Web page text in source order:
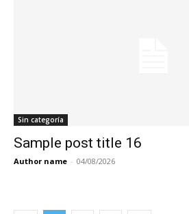
Sin categoría
Sample post title 16
Author name - 04/08/2026